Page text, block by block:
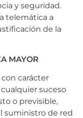
y seguridad.
telemática a
de la
MAYOR
carácter
suceso
o previsible,
suministro de red